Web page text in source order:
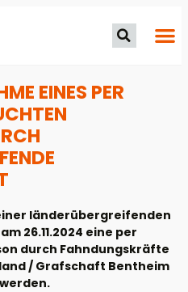
EINES PER
länderübergreifenden
26.11.2024 eine per
durch Fahndungskräfte
/ Grafschaft Bentheim